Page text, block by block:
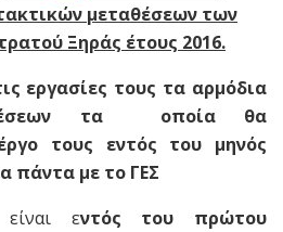
μεταθέσεων των
Ξηράς έτους 2016.
εργασίες τους τα αρμόδια
τα οποία θα
τους εντός του μηνός
πάντα με το ΓΕΣ
εντός του πρώτου